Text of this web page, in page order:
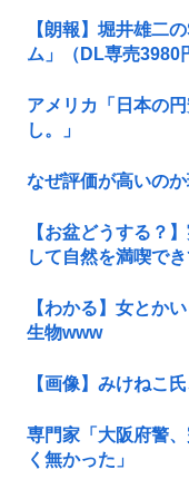
【朗報】堀井雄二
ム」（DL専売3980
アメリカ「日本の
し。」
なぜ評価が高いの
【お盆どうする？
して自然を満喫で
【わかる】女とか
生物www
【画像】みけねこ
専門家「大阪府警
く無かった」